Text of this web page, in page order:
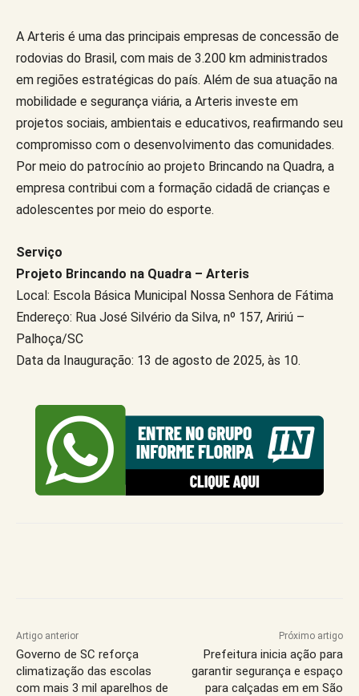
A Arteris é uma das principais empresas de concessão de
rodovias do Brasil, com mais de 3.200 km administrados
em regiões estratégicas do país. Além de sua atuação na
mobilidade e segurança viária, a Arteris investe em
projetos sociais, ambientais e educativos, reafirmando seu
compromisso com o desenvolvimento das comunidades.
Por meio do patrocínio ao projeto Brincando na Quadra, a
empresa contribui com a formação cidadã de crianças e
adolescentes por meio do esporte.
Serviço
Projeto Brincando na Quadra – Arteris
Local: Escola Básica Municipal Nossa Senhora de Fátima
Endereço: Rua José Silvério da Silva, nº 157, Aririú –
Palhoça/SC
Data da Inauguração: 13 de agosto de 2025, às 10.
Artigo anterior
Governo de SC reforça
climatização das escolas
com mais 3 mil aparelhos de
Próximo artigo
Prefeitura inicia ação para
garantir segurança e espaço
para calçadas em em São